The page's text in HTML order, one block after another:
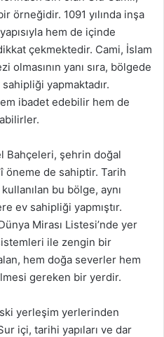
örneğidir. 1091 yılında inşa
hem de içinde
çekmektedir. Cami, İslam
yanı sıra, bölgede
yapmaktadır.
ibadet edebilir hem de
Bahçeleri, şehrin doğal
öneme de sahiptir. Tarih
bu bölge, aynı
ev sahipliği yapmıştır.
Mirası Listesi’nde yer
ile zengin bir
hem doğa severler hem
gereken bir yerdir.
yerleşim yerlerinden
içi, tarihi yapıları ve dar